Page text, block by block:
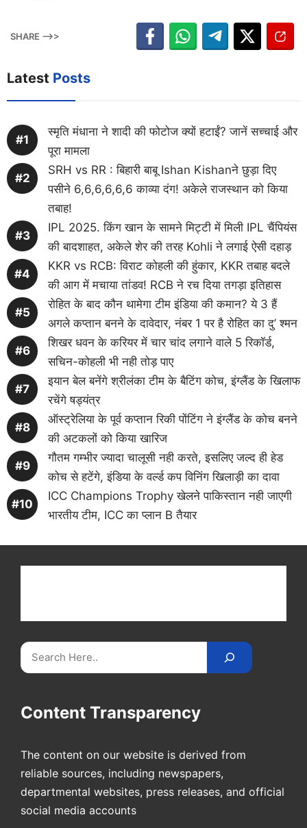
SHARE -->>
Latest Posts
स्मृति मंधाना ने शादी की फोटोज क्यों हटाईं? जानें सच्चाई और
पूरा मामला
SRH vs RR : बिहारी बाबू Ishan Kishanने छुड़ा दिए
पसीने 6,6,6,6,6,6 काव्या दंग! अकेले राजस्थान को किया
तबाह!
IPL 2025. किंग खान के सामने मिट्टी में मिली IPL चैंपियंस
की बादशाहत, अकेले शेर की तरह Kohli ने लगाई ऐसी दहाड़
KKR vs RCB: विराट कोहली की हुंकार, KKR तबाह बदले
की आग में मचाया तांडव! RCB ने रच दिया तगड़ा इतिहास
रोहित के बाद कौन थामेगा टीम इंडिया की कमान? ये 3 हैं
अगले कप्तान बनने के दावेदार, नंबर 1 पर है रोहित का दु’ श्मन
शिखर धवन के करियर में चार चांद लगाने वाले 5 रिकॉर्ड,
सचिन-कोहली भी नही तोड़ पाए
इयान बेल बनेंगे श्रीलंका टीम के बैटिंग कोच, इंग्लैंड के खिलाफ
रचेंगे षड्यंत्र
ऑस्ट्रेलिया के पूर्व कप्तान रिकी पोंटिंग ने इंग्लैंड के कोच बनने
की अटकलों को किया खारिज
गौतम गम्भीर ज्यादा चालूसी नही करते, इसलिए जल्द ही हेड
कोच से हटेंगे, इंडिया के वर्ल्ड कप विनिंग खिलाड़ी का दावा
ICC Champions Trophy खेलने पाकिस्तान नही जाएगी
भारतीय टीम, ICC का प्लान B तैयार
Search
Content Transparency
The content on our website is derived from
reliable sources, including newspapers,
departmental websites, press releases, and official
social media accounts